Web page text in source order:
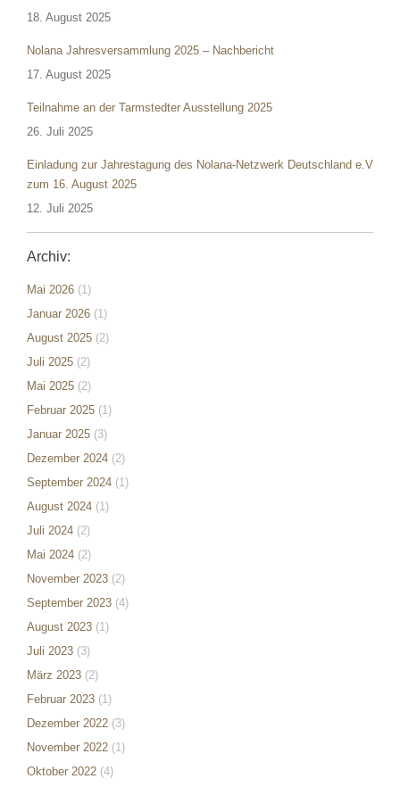
18. August 2025
Nolana Jahresversammlung 2025 – Nachbericht
17. August 2025
Teilnahme an der Tarmstedter Ausstellung 2025
26. Juli 2025
Einladung zur Jahrestagung des Nolana-Netzwerk Deutschland e.V
zum 16. August 2025
12. Juli 2025
Archiv:
Mai 2026 (1)
Januar 2026 (1)
August 2025 (2)
Juli 2025 (2)
Mai 2025 (2)
Februar 2025 (1)
Januar 2025 (3)
Dezember 2024 (2)
September 2024 (1)
August 2024 (1)
Juli 2024 (2)
Mai 2024 (2)
November 2023 (2)
September 2023 (4)
August 2023 (1)
Juli 2023 (3)
März 2023 (2)
Februar 2023 (1)
Dezember 2022 (3)
November 2022 (1)
Oktober 2022 (4)